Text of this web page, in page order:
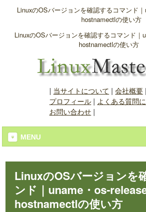
LinuxのOSバージョンを確認するコマンド｜
hostnamectlの使い方
LinuxのOSバージョンを確認するコマンド｜
hostnamectlの使い方
| 当サイトについて | 会社概要|
プロフィール| よくある質問
お問い合わせ|
MENU
LinuxのOSバージョンを
ンド｜uname・os-
hostnamectlの使い方